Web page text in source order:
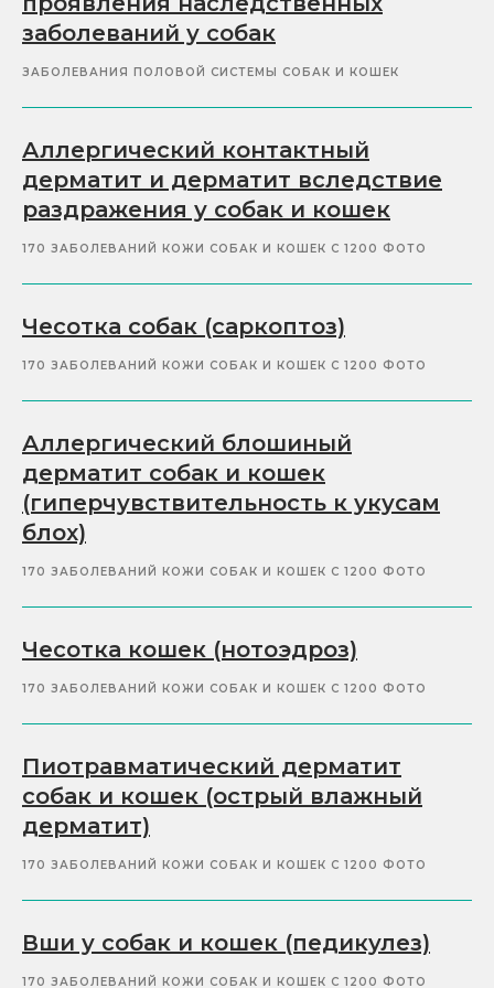
заболеваний у собак
ЗАБОЛЕВАНИЯ ПОЛОВОЙ СИСТЕМЫ СОБАК И КОШЕК
Аллергический контактный
дерматит и дерматит вследствие
раздражения у собак и кошек
170 ЗАБОЛЕВАНИЙ КОЖИ СОБАК И КОШЕК С 1200 ФОТО
Чесотка собак (саркоптоз)
170 ЗАБОЛЕВАНИЙ КОЖИ СОБАК И КОШЕК С 1200 ФОТО
Аллергический блошиный
дерматит собак и кошек
(гиперчувствительность к укусам
блох)
170 ЗАБОЛЕВАНИЙ КОЖИ СОБАК И КОШЕК С 1200 ФОТО
Чесотка кошек (нотоэдроз)
170 ЗАБОЛЕВАНИЙ КОЖИ СОБАК И КОШЕК С 1200 ФОТО
Пиотравматический дерматит
собак и кошек (острый влажный
дерматит)
170 ЗАБОЛЕВАНИЙ КОЖИ СОБАК И КОШЕК С 1200 ФОТО
Вши у собак и кошек (педикулез)
170 ЗАБОЛЕВАНИЙ КОЖИ СОБАК И КОШЕК С 1200 ФОТО